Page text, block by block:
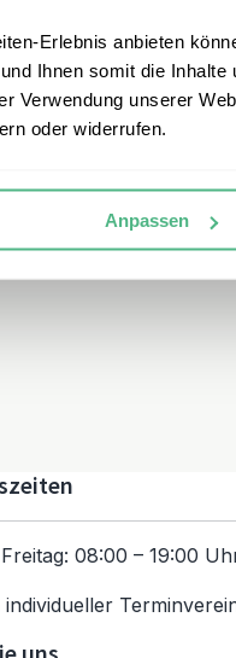
Erlebnis anbieten
Ihnen somit die
Verwendung unserer
oder widerrufen.
Anpassen
08:00 – 19:00